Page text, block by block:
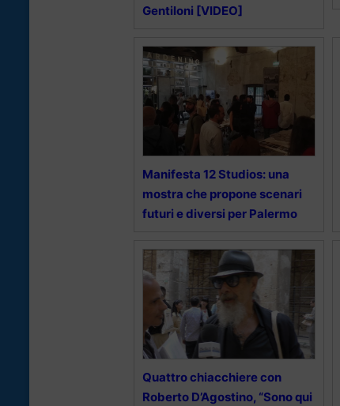
Gentiloni [VIDEO]
Manifesta 12 Studios: una
mostra che propone scenari
futuri e diversi per Palermo
Quattro chiacchiere con
Roberto D’Agostino, “Sono qui